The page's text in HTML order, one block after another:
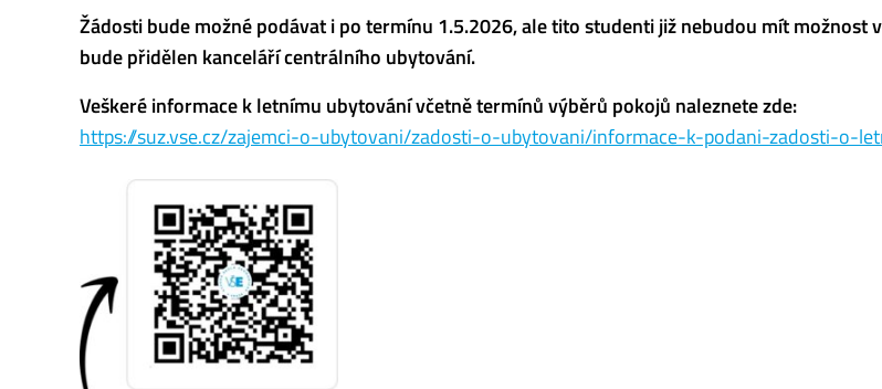
Žádosti bude možné podávat i po termínu 1.5.2026, ale tito studenti již nebudou mít možnost
bude přidělen kanceláří centrálního ubytování.
Veškeré informace k letnímu ubytování včetně termínů výběrů pokojů naleznete zde:
https://suz.vse.cz/zajemci-o-ubytovani/zadosti-o-ubytovani/informace-k-podani-zadosti-o-